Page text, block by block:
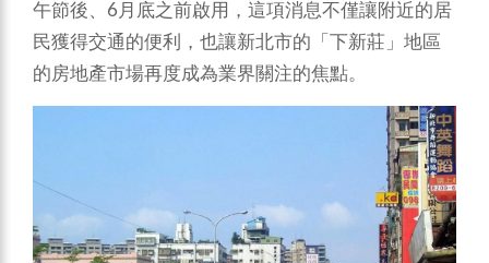
午節後、6月底之前啟用，這項消息不僅讓附近的居
民獲得交通的便利，也讓新北市的「下新莊」地區
的房地產市場再度成為業界關注的焦點。